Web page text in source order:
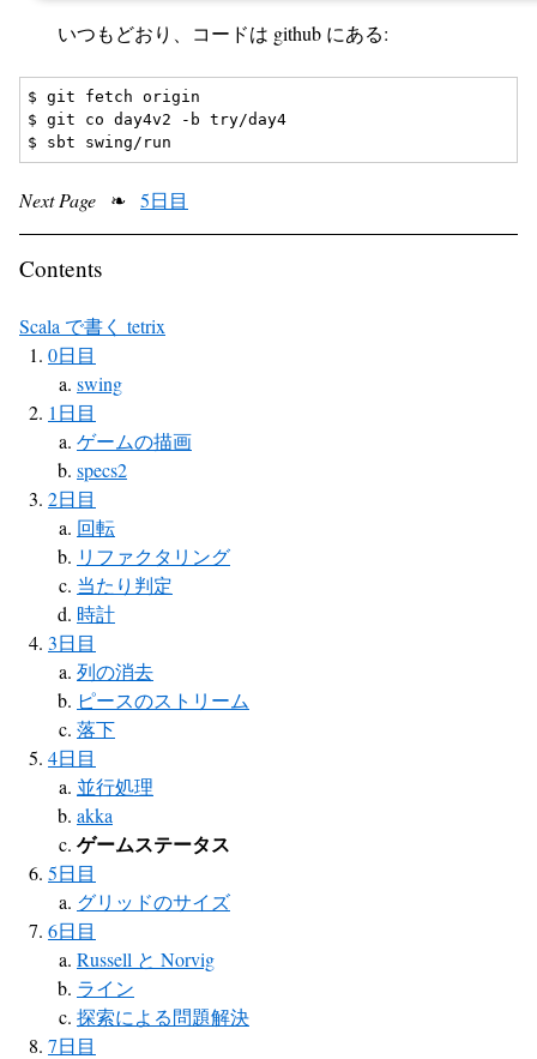
いつもどおり、コードは github にある:
$ git fetch origin
$ git co day4v2 -b try/day4
Next Page ❧ 5日目
Contents
Scala で書く tetrix
0日目
swing
1日目
ゲームの描画
specs2
2日目
回転
リファクタリング
当たり判定
時計
3日目
列の消去
ピースのストリーム
落下
4日目
並行処理
akka
ゲームステータス
5日目
グリッドのサイズ
6日目
Russell と Norvig
ライン
探索による問題解決
7日目